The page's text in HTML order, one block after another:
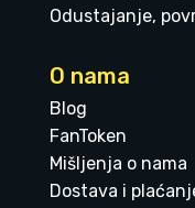
Odustajanje,
O nama
Blog
FanToken
Mišljenja o nama
Dostava i